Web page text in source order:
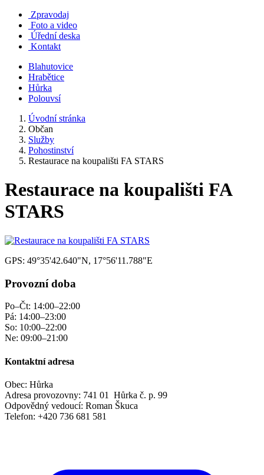
Zpravodaj
Foto a video
Úřední deska
Kontakt
Blahutovice
Hrabětice
Hůrka
Polouvsí
Úvodní stránka
Občan
Služby
Pohostinství
Restaurace na koupališti FA STARS
Restaurace na koupališti FA
STARS
GPS: 49°35'42.640"N, 17°56'11.788"E
Provozní doba
Po–Čt: 14:00–22:00
Pá: 14:00–23:00
So: 10:00–22:00
Ne: 09:00–21:00
Kontaktní adresa
Obec: Hůrka
Adresa provozovny: 741 01 Hůrka č. p. 99
Odpovědný vedoucí: Roman Škuca
Telefon: +420 736 681 581